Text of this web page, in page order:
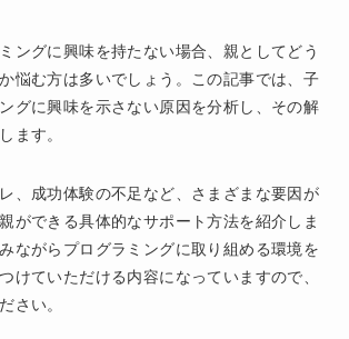
ングに興味を持たない場合、親としてどう
悩む方は多いでしょう。この記事では、子
グに興味を示さない原因を分析し、その解
ます。
、成功体験の不足など、さまざまな要因が
ができる具体的なサポート方法を紹介しま
ながらプログラミングに取り組める環境を
けていただける内容になっていますので、
さい。